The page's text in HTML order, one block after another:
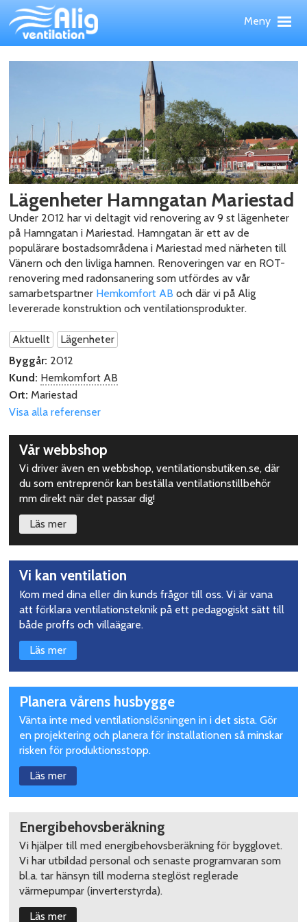
Hoppa
till
huvudinnehållet
Meny
TJÄNSTER
REFERENSOBJEKT
WEBBSHOP
NYHETER
OM ALIG
KONTAKT
Lägenheter Hamngatan Mariestad
Under 2012 har vi deltagit vid renovering av 9 st lägenheter
på Hamngatan i Mariestad. Hamngatan är ett av de
populärare bostadsområdena i Mariestad med närheten till
Vänern och den livliga hamnen. Renoveringen var en ROT-
renovering med radonsanering som utfördes av vår
samarbetspartner Hemkomfort ABoch där vi på Alig
levererade konstruktion och ventilationsprodukter.
Aktuellt
Lägenheter
Byggår: 2012
Kund: Hemkomfort AB
Ort: Mariestad
Visa alla referenser
Upptäck
mer
Vår webbshop
Vi driver även en webbshop, ventilationsbutiken.se, där
du som entreprenör kan beställa ventilationstillbehör
mm direkt när det passar dig!
Läs mer
Vi kan ventilation
Kom med dina eller din kunds frågor till oss. Vi är vana
att förklara ventilationsteknik på ett pedagogiskt sätt till
både proffs och villaägare.
Läs mer
Planera vårens husbygge
Vänta inte med ventilationslösningen in i det sista. Gör
en projektering och planera för installationen så minskar
risken för produktionsstopp.
Läs mer
Energibehovsberäkning
Vi hjälper till med energibehovsberäkning för bygglovet.
Vi har utbildad personal och senaste programvaran som
bl.a. tar hänsyn till moderna steglöst reglerade
värmepumpar (inverterstyrda).
Läs mer